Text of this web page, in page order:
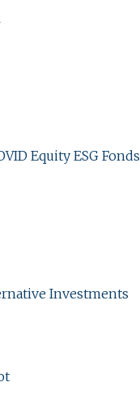
Equity ESG Fonds
Investments